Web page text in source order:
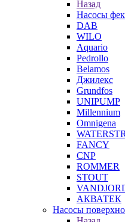
Назад
Насосы
DAB
WILO
Aquario
Pedrollo
Belamos
Джилекс
Grundfos
UNIPUMP
Millennium
Omnigena
FANCY
CNP
ROMMER
STOUT
АКВАТЕК
Насосы